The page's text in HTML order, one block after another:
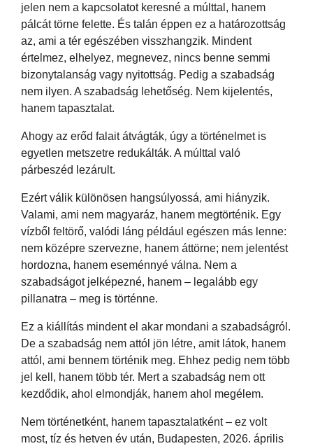
jelen nem a kapcsolatot keresné a múlttal, hanem
pálcát törne felette. És talán éppen ez a határozottság
az, ami a tér egészében visszhangzik. Mindent
értelmez, elhelyez, megnevez, nincs benne semmi
bizonytalanság vagy nyitottság. Pedig a szabadság
nem ilyen. A szabadság lehetőség. Nem kijelentés,
hanem tapasztalat.
Ahogy az erőd falait átvágták, úgy a történelmet is
egyetlen metszetre redukálták. A múlttal való
párbeszéd lezárult.
Ezért válik különösen hangsúlyossá, ami hiányzik.
Valami, ami nem magyaráz, hanem megtörténik. Egy
vízből feltörő, valódi láng például egészen más lenne:
nem középre szervezne, hanem áttörne; nem jelentést
hordozna, hanem eseménnyé válna. Nem a
szabadságot jelképezné, hanem – legalább egy
pillanatra – meg is történne.
Ez a kiállítás mindent el akar mondani a szabadságról.
De a szabadság nem attól jön létre, amit látok, hanem
attól, ami bennem történik meg. Ehhez pedig nem több
jel kell, hanem több tér. Mert a szabadság nem ott
kezdődik, ahol elmondják, hanem ahol megélem.
Nem történetként, hanem tapasztalatként – ez volt
most, tíz és hetven év után, Budapesten, 2026. április